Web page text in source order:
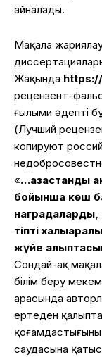
айналады.
Мақала
Жақында
рецензент-
ғылыми әдепті
(Лучший
копируют
«
бойынша көш
тіпті
жүйе
Сондай-ақ
білім беру
арасында
ертеден
саудасына